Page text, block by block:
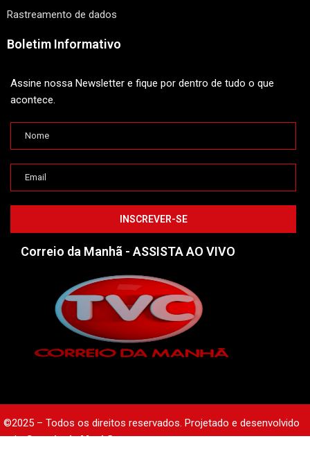
Rastreamento de dados
Boletim Informativo
Assine nossa Newsletter e fique por dentro de tudo o que
acontece.
Correio da Manhã - ASSISTA AO VIVO
©2025 – Todos os direitos reservados. Projetado e desenvolvido
peloCorreio da Manhã.